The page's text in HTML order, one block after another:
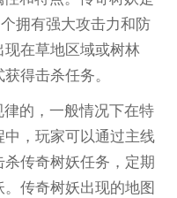
拥有强大攻击力和防
在草地区域或树林
得击杀任务。
的，一般情况下在特
，玩家可以通过主线
传奇树妖任务，定期
传奇树妖出现的地图